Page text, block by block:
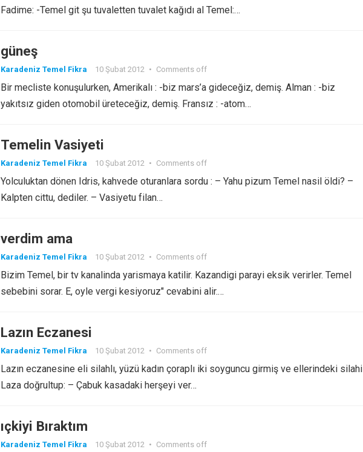
Fadime: -Temel git şu tuvaletten tuvalet kağıdı al Temel:…
güneş
Karadeniz Temel Fikra 10 Şubat 2012 • Comments off
Bir mecliste konuşulurken, Amerikalı : -biz mars’a gideceğiz, demiş. Alman : -biz
yakıtsız giden otomobil üreteceğiz, demiş. Fransız : -atom…
Temelin Vasiyeti
Karadeniz Temel Fikra 10 Şubat 2012 • Comments off
Yolculuktan dönen Idris, kahvede oturanlara sordu : – Yahu pizum Temel nasil öldi? –
Kalpten cittu, dediler. – Vasiyetu filan…
verdim ama
Karadeniz Temel Fikra 10 Şubat 2012 • Comments off
Bizim Temel, bir tv kanalinda yarismaya katilir. Kazandigi parayi eksik verirler. Temel
sebebini sorar. E, oyle vergi kesiyoruz" cevabini alir.…
Lazın Eczanesi
Karadeniz Temel Fikra 10 Şubat 2012 • Comments off
Lazın eczanesine eli silahlı, yüzü kadın çoraplı iki soyguncu girmiş ve ellerindeki silahi
Laza doğrultup: – Çabuk kasadaki herşeyi ver…
ıçkiyi Bıraktım
Karadeniz Temel Fikra 10 Şubat 2012 • Comments off